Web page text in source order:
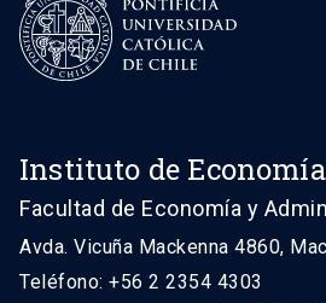
Instituto de Economía
Facultad de Economía y
Avda. Vicuña Mackenna 4860,
Teléfono: +56 2 2354 4303